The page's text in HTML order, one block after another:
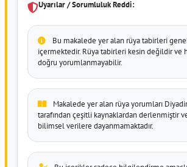
Uyarılar / Sorumluluk Reddi:
Bu makalede yer alan rüya tabirleri
içermektedir. Rüya tabirleri kesin değildir ve
doğru yorumlanmayabilir.
Makalede yer alan rüya yorumları
tarafından çeşitli kaynaklardan derlenmiştir
bilimsel verilere dayanmamaktadır.